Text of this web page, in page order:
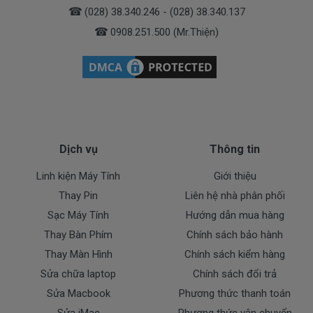
- Pin Dell bị rơi vỡ không còn nguyên dạng.
- Pin Dell bị ngập nước.
hiệu tẩy xóa
- Tem bảo hành không còn nguyên vẹn.
tốt.
* Chúng tôi luôn đặt chất lượng lên hàng đầu:
- Pin chất lượng cao hoàn hảo nhất.
- Cam kết quí khách sẻ 100% hài lòng
- Pin đã được kiểm tra test kỹ lưỡng trước khi giao
tới tận tay của quí khách.
- Cam kết được đổi trả khi quí khách không hài lòng.
☎ (028) 38.340.246 - (028) 38.340.137
☎ 0908.251.500 (Mr.Thiện)
Dịch vụ
Linh kiện Máy Tính
Thay Pin
Sạc Máy Tính
Thay Bàn Phím
Thay Màn Hình
Sửa chữa laptop
Sửa Macbook
Thông tin
Giới thiệu
Liên hệ nhà phân phối
Hướng dẫn mua hàng
Chính sách bảo hành
Chính sách kiểm hàng
Chính sách đổi trả
Phương thức thanh toán